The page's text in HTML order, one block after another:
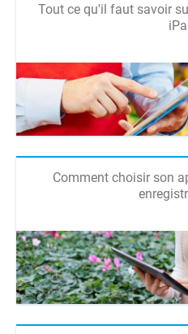
Tout ce qu'il faut savoir
Comment choisir son